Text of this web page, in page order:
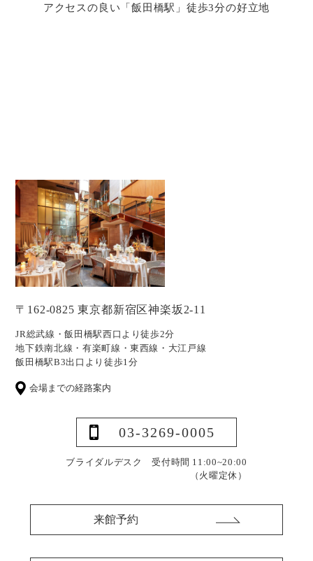
アクセスの良い「飯田橋駅」徒歩3分の好立地
〒162-0825 東京都新宿区神楽坂2-11
JR総武線・飯田橋駅西口より徒歩2分
地下鉄南北線・有楽町線・東西線・大江戸線
飯田橋駅B3出口より徒歩1分
会場までの経路案内
03-3269-0005
ブライダルデスク 受付時間 11:00~20:00
（火曜定休）
来館予約